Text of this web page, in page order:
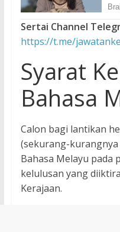
Sertai Channel
https://t.me/
Syarat
Bahasa
Calon bagi lantikan
(sekurang-kurangnya
Bahasa Melayu pada
kelulusan yang
Kerajaan.